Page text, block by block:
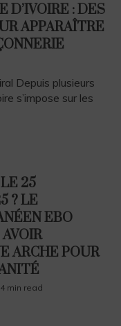
D’IVOIRE : DES
APPARAÎTRE
Depuis plusieurs
s’impose sur les
25
? LE
EBO
ARCHE POUR
4 min read